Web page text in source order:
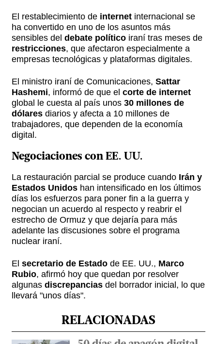
El restablecimiento de internet internacional se
ha convertido en uno de los asuntos más
sensibles del debate político iraní tras meses de
restricciones, que afectaron especialmente a
empresas tecnológicas y plataformas digitales.
El ministro iraní de Comunicaciones, Sattar
Hashemi, informó de que el corte de internet
global le cuesta al país unos 30 millones de
dólares diarios y afecta a 10 millones de
trabajadores, que dependen de la economía
digital.
Negociaciones con EE. UU.
La restauración parcial se produce cuando Irán y
Estados Unidos han intensificado en los últimos
días los esfuerzos para poner fin a la guerra y
negocian un acuerdo al respecto y reabrir el
estrecho de Ormuz y que dejaría para más
adelante las discusiones sobre el programa
nuclear iraní.
El secretario de Estado de EE. UU., Marco
Rubio, afirmó hoy que quedan por resolver
algunas discrepancias del borrador inicial, lo que
llevará "unos días".
RELACIONADAS